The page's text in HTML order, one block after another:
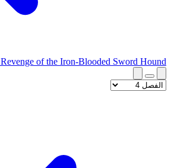
Revenge of the Iron-Blooded Sword Hound